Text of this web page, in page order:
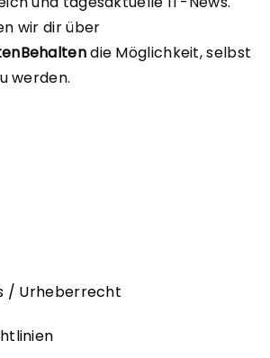
wir dir über
die Möglichkeit, selbst
werden.
/ Urheberrecht